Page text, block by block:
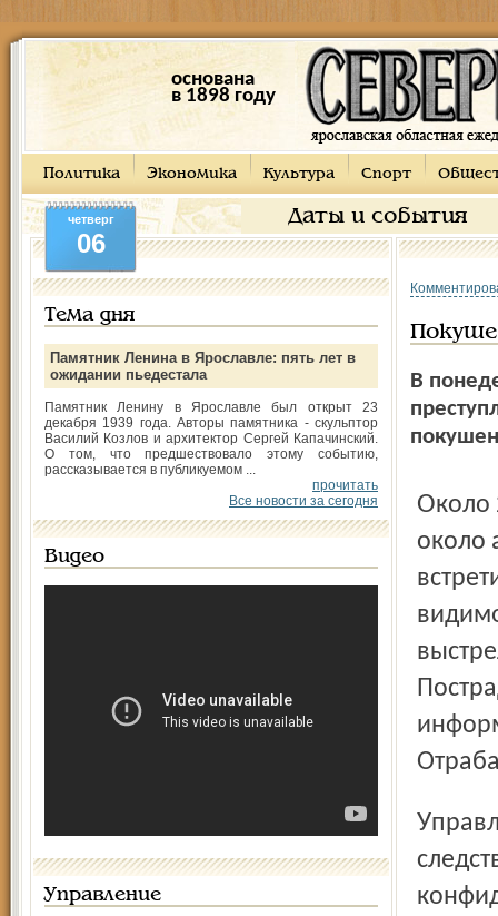
основана
в 1898 году
Политика Экономика Культура Спорт
Даты и события
четверг
06
Тема дня
Памятник Ленина в Ярославле: пять лет в
ожидании пьедестала
Памятник Ленину в Ярославле был открыт 23
декабря 1939 года. Авторы памятника - скульптор
Василий Козлов и архитектор Сергей Капачинский.
О том, что предшествовало этому событию,
рассказывается в публикуемом ...
прочитать
Все новости за сегодня
Видео
Управление
В
Около 20 часов 40 минут на улице Ранней на тропинке
около
Управление МВД просит очевидцев преступления помочь